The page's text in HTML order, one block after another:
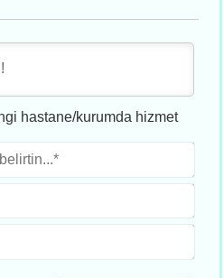
hastane/kurumda hizmet
Ad:*
E-